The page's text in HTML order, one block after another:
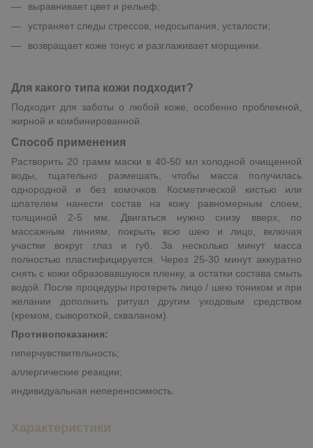
выравнивает цвет и рельеф;
устраняет следы стрессов, недосыпания, усталости;
возвращает коже тонус и разглаживает морщинки.
Для какого типа кожи подходит?
Подходит для заботы о любой коже, особенно проблемной,
жирной и комбинированной.
Способ применения
Растворить 20 грамм маски в 40-50 мл холодной очищенной
воды, тщательно размешать, чтобы масса получилась
однородной и без комочков. Косметической кистью или
шпателем нанести состав на кожу равномерным слоем,
толщиной 2-5 мм. Двигаться нужно снизу вверх, по
массажным линиям, покрыть всю шею и лицо, включая
участки вокруг глаз и губ. За несколько минут масса
полностью пластифицируется. Через 25-30 минут аккуратно
снять с кожи образовавшуюся пленку, а остатки состава смыть
водой. После процедуры протереть лицо / шею тоником и при
желании дополнить ритуал другим уходовым средством
(кремом, сывороткой, скваланом).
Противопоказания:
гиперчувствительность;
аллергические реакции;
индивидуальная непереносимость.
Характеристики